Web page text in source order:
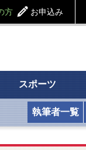
方 お申込み
スポーツ
執筆者一覧